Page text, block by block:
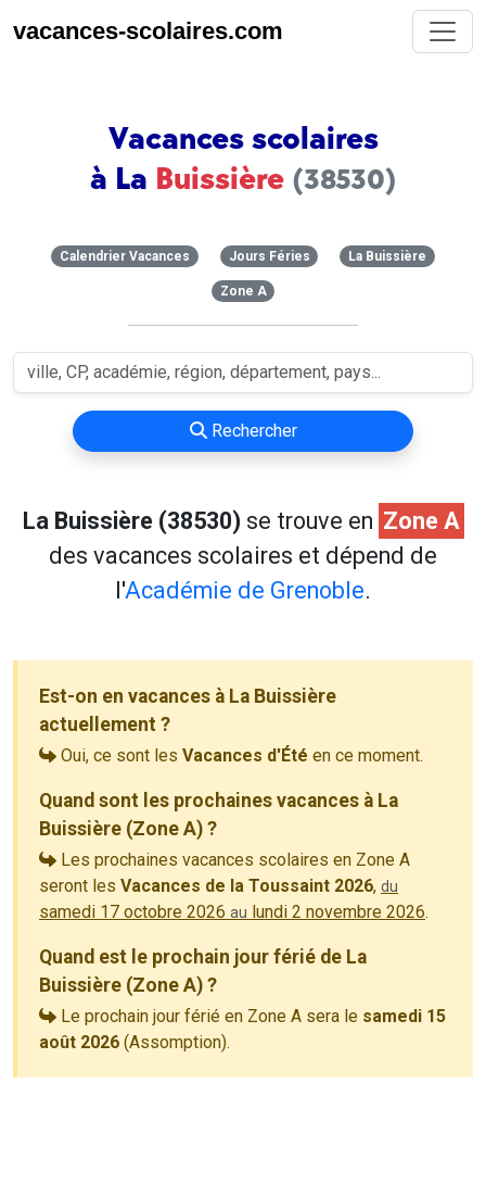
vacances-scolaires.com
Vacances scolaires
à La Buissière (38530)
Calendrier Vacances Jours Féries La Buissière
Zone A
Rechercher
La Buissière (38530) se trouve en Zone A
des vacances scolaires et dépend de
l'Académie de Grenoble.
Est-on en vacances à La Buissière
actuellement ?
Oui, ce sont les Vacances d'Été en ce moment.
Quand sont les prochaines vacances à La
Buissière (Zone A) ?
Les prochaines vacances scolaires en Zone A
seront les Vacances de la Toussaint 2026, du
samedi 17 octobre 2026 au lundi 2 novembre 2026.
Quand est le prochain jour férié de La
Buissière (Zone A) ?
Le prochain jour férié en Zone A sera le samedi 15
août 2026 (Assomption).